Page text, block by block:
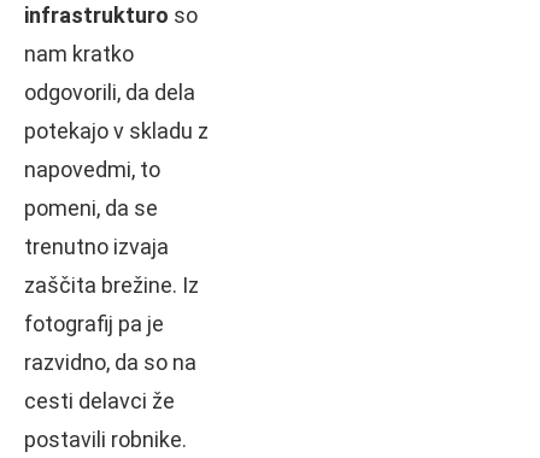
infrastrukturo so
nam kratko
odgovorili, da dela
potekajo v skladu z
napovedmi, to
pomeni, da se
trenutno izvaja
zaščita brežine. Iz
fotografij pa je
razvidno, da so na
cesti delavci že
postavili robnike.